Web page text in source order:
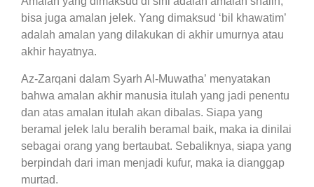
bisa juga amalan jelek. Yang dimaksud ‘bil khawatim’
adalah amalan yang dilakukan di akhir umurnya atau
akhir hayatnya.
Az-Zarqani dalam Syarh Al-Muwatha’ menyatakan
bahwa amalan akhir manusia itulah yang jadi penentu
dan atas amalan itulah akan dibalas. Siapa yang
beramal jelek lalu beralih beramal baik, maka ia dinilai
sebagai orang yang bertaubat. Sebaliknya, siapa yang
berpindah dari iman menjadi kufur, maka ia dianggap
murtad.